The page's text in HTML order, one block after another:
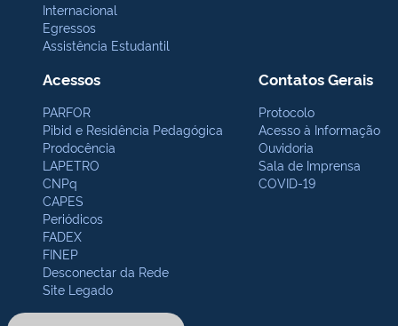
Internacional
Egressos
Assistência Estudantil
Acessos
PARFOR
Pibid e Residência Pedagógica
Prodocência
LAPETRO
CNPq
CAPES
Periódicos
FADEX
FINEP
Desconectar da Rede
Site Legado
Contatos Gerais
Protocolo
Acesso à Informação
Ouvidoria
Sala de Imprensa
COVID-19